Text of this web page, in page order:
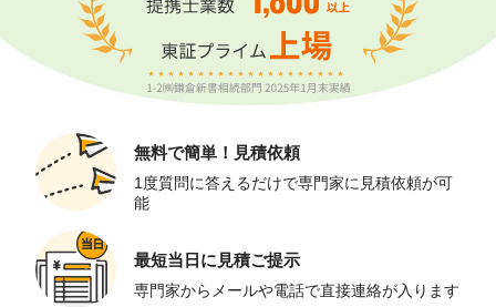
無料で簡単！ 見積依頼
1度質問に答えるだけで専門家に見積依頼が可
能
最短当日に 見積ご提示
専門家からメールや電話で直接連絡が入ります